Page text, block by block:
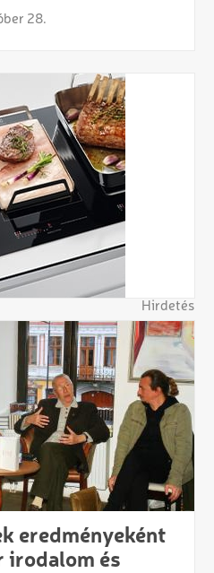
28.
Hirdetés
eredményeként
irodalom és